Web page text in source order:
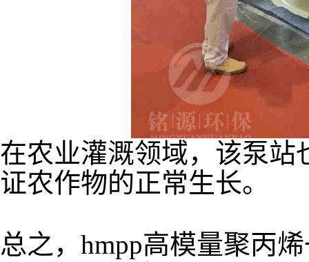
在农业灌溉领域，该泵站
证农作物的正常生长。
总之， hmpp高模量聚丙